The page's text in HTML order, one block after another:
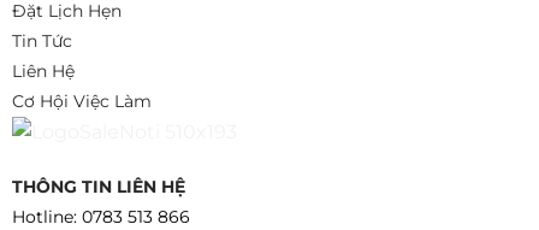
Đặt Lịch Hẹn
Tin Tức
Liên Hệ
Cơ Hội Việc Làm
THÔNG TIN LIÊN HỆ
Hotline: 0783 513 866